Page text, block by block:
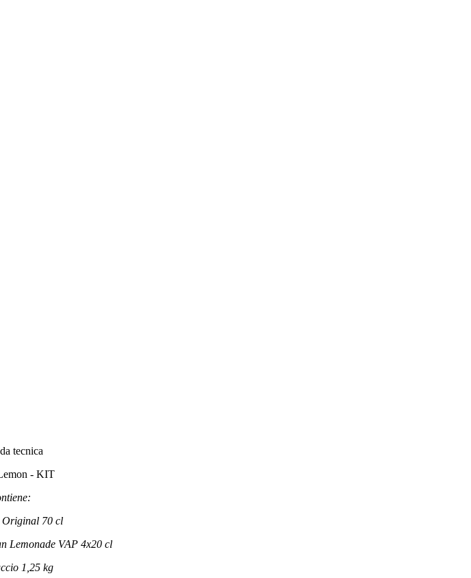
tecnica
- KIT
Original 70 cl
Lemonade VAP 4x20 cl
1,25 kg